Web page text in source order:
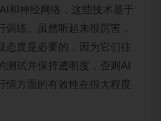
和神经网络，这些技术基于
练。虽然听起来很厉害，
态度是必要的，因为它们往
试并保持透明度，否则AI
情方面的有效性在很大程度